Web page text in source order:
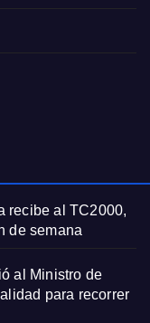
recibe al TC2000,
de semana
al Ministro de
para recorrer